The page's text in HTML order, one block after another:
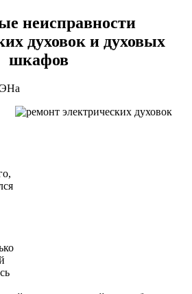
неисправности
духовок и духовых
шкафов